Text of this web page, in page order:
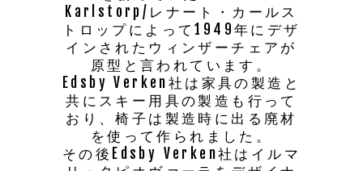
Karlstorp/レナート・カールス
トロップによって1949年にデザ
インされたウィンザーチェアが
原型と言われています。
Edsby Verken社は家具の製造と
共にスキー用具の製造も行って
おり、椅子は製造時に出る廃材
を使って作られました。
その後Edsby Verken社はイルマ